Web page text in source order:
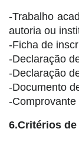
-Trabalho
autoria ou
-Ficha de
-Declaração
-Declaração
-Documento
-
6.Critérios